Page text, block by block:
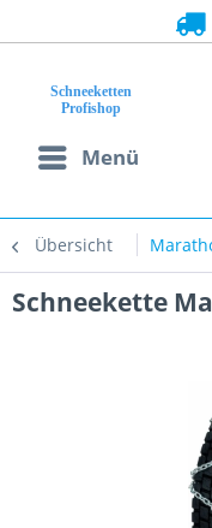
Menü
Übersicht
Schneekette